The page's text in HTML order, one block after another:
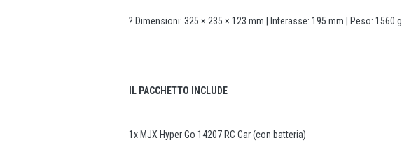
? Dimensioni: 325 × 235 × 123 mm | Interasse: 195 mm | Peso: 1560 g
IL PACCHETTO INCLUDE
1x MJX Hyper Go 14207 RC Car (con batteria)